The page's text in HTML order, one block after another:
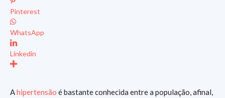
Pinterest
WhatsApp
Linkedin
Ahipertensão é bastante conhecida entre a população, afinal,